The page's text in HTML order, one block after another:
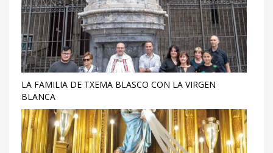
LA FAMILIA DE TXEMA BLASCO CON LA VIRGEN
BLANCA